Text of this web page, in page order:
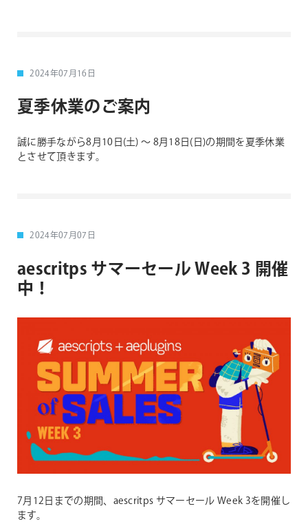
2024年07月16日
夏季休業のご案内
誠に勝手ながら8月10日(土) 〜 8月18日(日)の期間を夏季休業
とさせて頂きます。
2024年07月07日
aescritps サマーセール Week 3 開催
中！
7月12日までの期間、aescritps サマーセール Week 3を開催し
ます。